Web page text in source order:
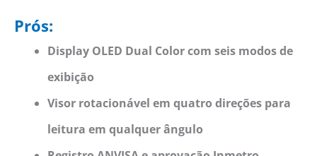
Prós:
Display OLED Dual Color com seis modos de
exibição
Visor rotacionável em quatro direções para
leitura em qualquer ângulo